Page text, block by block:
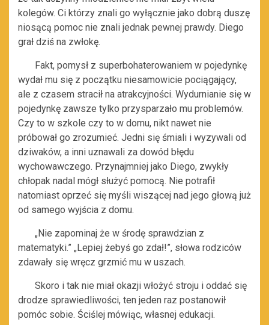
kolegów. Ci którzy znali go wyłącznie jako dobrą duszę
niosącą pomoc nie znali jednak pewnej prawdy. Diego
grał dziś na zwłokę.
Fakt, pomysł z superbohaterowaniem w pojedynkę
wydał mu się z początku niesamowicie pociągający,
ale z czasem stracił na atrakcyjności. Wydurnianie się w
pojedynkę zawsze tylko przysparzało mu problemów.
Czy to w szkole czy to w domu, nikt nawet nie
próbował go zrozumieć. Jedni się śmiali i wyzywali od
dziwaków, a inni uznawali za dowód błędu
wychowawczego. Przynajmniej jako Diego, zwykły
chłopak nadal mógł służyć pomocą. Nie potrafił
natomiast oprzeć się myśli wiszącej nad jego głową już
od samego wyjścia z domu.
„Nie zapominaj że w środę sprawdzian z
matematyki.” „Lepiej żebyś go zdał!”, słowa rodziców
zdawały się wręcz grzmić mu w uszach.
Skoro i tak nie miał okazji włożyć stroju i oddać się
drodze sprawiedliwości, ten jeden raz postanowił
pomóc sobie. Ściślej mówiąc, własnej edukacji.